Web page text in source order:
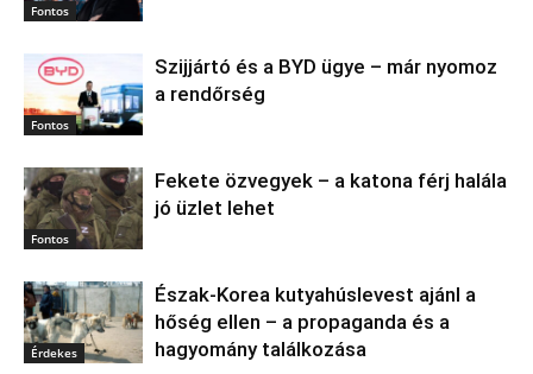
Fontos
Fontos
Szijjártó és a BYD ügye – már nyomoz
a rendőrség
Fontos
Fekete özvegyek – a katona férj halála
jó üzlet lehet
Érdekes
Észak‑Korea kutyahúslevest ajánl a
hőség ellen – a propaganda és a
hagyomány találkozása